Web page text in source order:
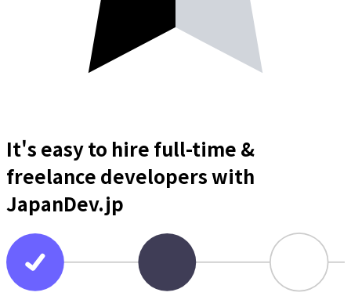
It's easy to hire full-time &
freelance developerswith
JapanDev.jp